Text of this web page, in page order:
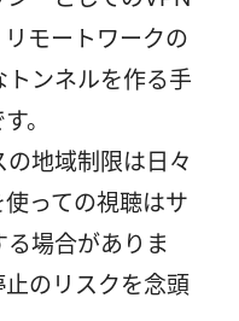
モートワークの
ンネルを作る手
。
地域制限は日々
っての視聴はサ
場合がありま
のリスクを念頭